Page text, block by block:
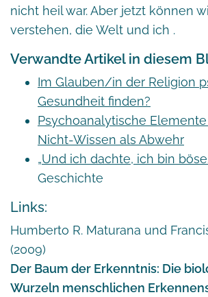
nicht heil war. Aber jetzt können
verstehen, die Welt und ich .
Verwandte Artikel in diesem
Im Glauben/in der Religion
Gesundheit finden?
Psychoanalytische
Nicht-Wissen als Abwehr
„Und ich dachte, ich bin
Geschichte
Links:
Humberto R. Maturana und
(2009)
Der Baum der Erkenntnis: Die
Wurzeln menschlichen